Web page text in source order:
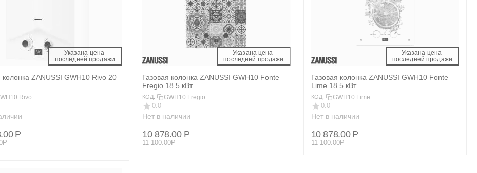
Указана цена
последней продажи
колонка ZANUSSI GWH10 Rivo 20
Rivo
Р
Р
Указана цена
последней продажи
Газовая колонка ZANUSSI GWH10 Fonte
Fregio 18.5 кВт
КОД: GWH10 Fregio
0.0
Нет в наличии
10 878.00 Р
11 100.00Р
Указана цена
последней продажи
Газовая колонка ZANUSSI GWH10 Fonte
Lime 18.5 кВт
КОД: GWH10 Lime
0.0
Нет в наличии
10 878.00 Р
11 100.00Р